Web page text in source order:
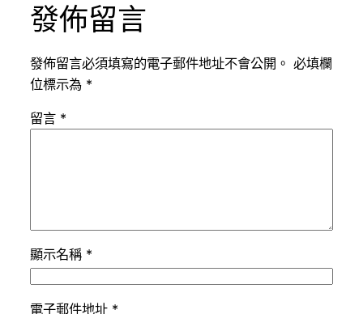
發佈留言
發佈留言必須填寫的電子郵件地址不會公開。 必填欄
位標示為 *
留言 *
顯示名稱 *
電子郵件地址 *